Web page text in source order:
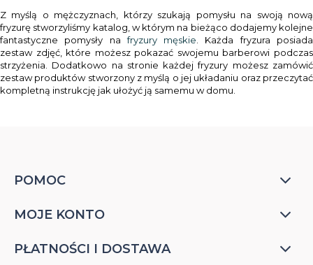
Z myślą o mężczyznach, którzy szukają pomysłu na swoją nową
fryzurę stworzyliśmy katalog, w którym na bieżąco dodajemy kolejne
fantastyczne pomysły nafryzury męskie . Każda fryzura posiada
zestaw zdjęć, które możesz pokazać swojemu barberowi podczas
strzyżenia. Dodatkowo na stronie każdej fryzury możesz zamówić
zestaw produktów stworzony z myślą o jej układaniu oraz przeczytać
kompletną instrukcję jak ułożyć ją samemu w domu.
POMOC
MOJE KONTO
PŁATNOŚCI I DOSTAWA